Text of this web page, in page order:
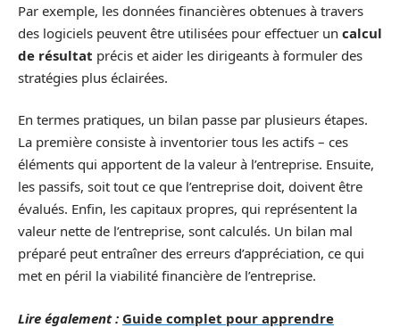
Par exemple, les données financières obtenues à travers
des logiciels peuvent être utilisées pour effectuer un calcul
de résultat précis et aider les dirigeants à formuler des
stratégies plus éclairées.
En termes pratiques, un bilan passe par plusieurs étapes.
La première consiste à inventorier tous les actifs – ces
éléments qui apportent de la valeur à l’entreprise. Ensuite,
les passifs, soit tout ce que l’entreprise doit, doivent être
évalués. Enfin, les capitaux propres, qui représentent la
valeur nette de l’entreprise, sont calculés. Un bilan mal
préparé peut entraîner des erreurs d’appréciation, ce qui
met en péril la viabilité financière de l’entreprise.
Lire également : Guide complet pour apprendre